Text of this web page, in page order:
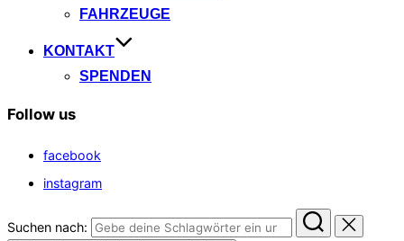
FAHRZEUGE
KONTAKT
SPENDEN
Follow us
facebook
instagram
Suchen nach: